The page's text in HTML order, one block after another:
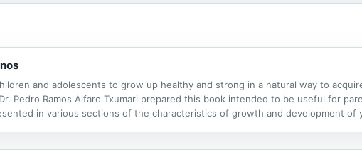
and adolescents to grow up healthy and strong in a natural way to
Pedro Ramos Alfaro Txumari prepared this book intended to be useful for
in various sections of the characteristics of growth and development